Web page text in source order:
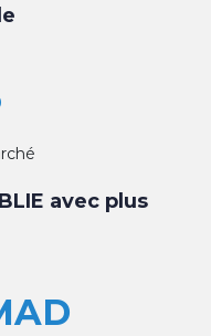
avec plus